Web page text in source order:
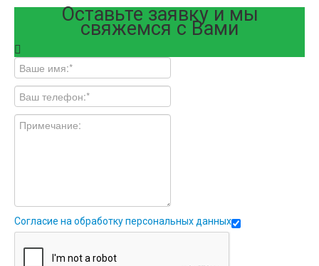
Оставьте заявку и мы
свяжемся с Вами
Согласие на обработку персональных данных